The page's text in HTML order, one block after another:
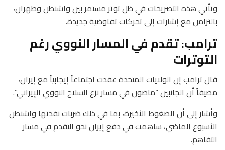
وتأتي هذه التصريحات في ظل توتر مستمر بين واشنطن وطهران،
بالتزامن مع إشارات إلى تحركات تفاوضية جديدة.
ترامب: تقدم في المسار النووي رغم
التوترات
قال ترامب إن الولايات المتحدة عقدت اجتماعاً إيجابياً مع إيران،
مضيفاً أن الجانبين “ماضون في مسار نزع السلاح النووي الإيراني”.
وأشار إلى أن الضغوط الأخيرة، بما في ذلك ضربات نفذتها واشنطن
الأسبوع الماضي، ساهمت في دفع إيران نحو التقدم في مسار
التفاهم.